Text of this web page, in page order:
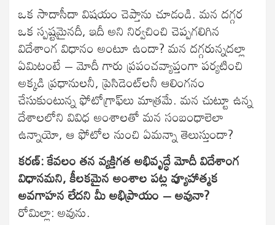
ఒక సాదాసీదా విషయం చెప్తాను చూడండి. మన దగ్గర
ఒక స్పష్టమైనదీ, ఇదీ అని నిర్వచించి చెప్పగలిగిన
విదేశాంగ విధానం అంటూ ఉందా? మన దగ్గరున్నదల్లా
ఏమిటంటే – మోదీ గారు ప్రపంచవ్యాప్తంగా పర్యటించి
అక్కడి ప్రధానులనీ, ప్రెసిడెంట్‌లనీ ఆలింగనం
చేసుకుంటున్న ఫోటోగ్రాఫ్‌లు మాత్రమే. మన చుట్టూ ఉన్న
దేశాలలోని వివిధ అంశాలతో మన సంబంధాలెలా
ఉన్నాయో, ఆ ఫోటోల నుంచి ఏమన్నా తెలుస్తుందా?
కరణ్: కేవలం తన వ్యక్తిగత అభివృద్ధే మోదీ విదేశాంగ
విధానమని, కీలకమైన అంశాల పట్ల వ్యూహాత్మక
అవగాహన లేదని మీ అభిప్రాయం – అవునా?
రోమిల్లా: అవును.